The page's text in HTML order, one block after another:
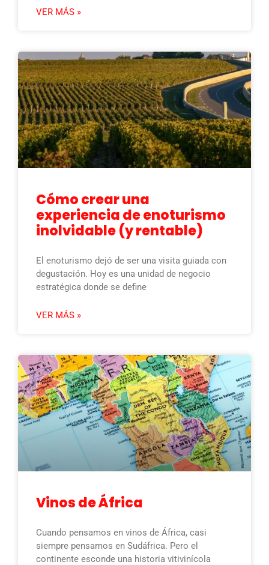
VER MÁS »
Cómo crear una
experiencia de enoturismo
inolvidable (y rentable)
El enoturismo dejó de ser una visita guiada con
degustación. Hoy es una unidad de negocio
estratégica donde se define
VER MÁS »
Vinos de África
Cuando pensamos en vinos de África, casi
siempre pensamos en Sudáfrica. Pero el
continente esconde una historia vitivinícola